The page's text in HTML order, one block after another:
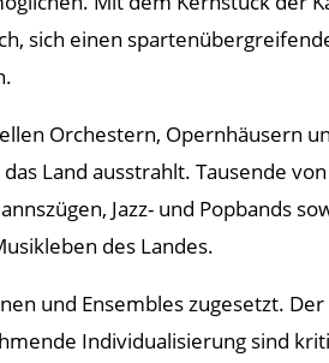
sich einen
Orchestern, Opernhäusern
Land ausstrahlt. Tausende
Jazz- und Popbands
des Landes.
und Ensembles zugesetzt.
Individualisierung sind